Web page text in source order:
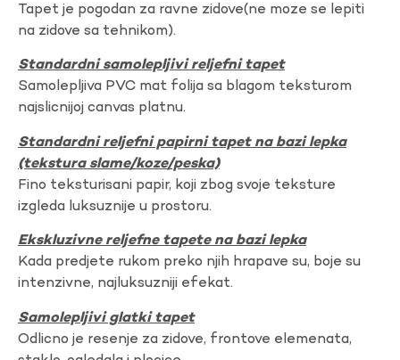
Tapet je pogodan za ravne zidove(ne moze se lepiti
na zidove sa tehnikom).
Standardni samolepljivi reljefni tapet
Samolepljiva PVC mat folija sa blagom teksturom
najslicnijoj canvas platnu.
Standardni reljefni papirni tapet na bazi lepka
(tekstura slame/koze/peska)
Fino teksturisani papir, koji zbog svoje teksture
izgleda luksuznije u prostoru.
Ekskluzivne reljefne tapete na bazi lepka
Kada predjete rukom preko njih hrapave su, boje su
intenzivne, najluksuzniji efekat.
Samolepljivi glatki tapet
Odlicno je resenje za zidove, frontove elemenata,